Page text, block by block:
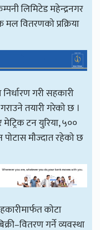
लिमिटेड महेन्द्रनगर
मल वितरणको प्रक्रिया
गरी सहकारी
तयारी गरेको छ ।
टन युरिया, ५००
पोटास मौज्दात रहेको छ
कोटा
गर्ने व्यवस्था